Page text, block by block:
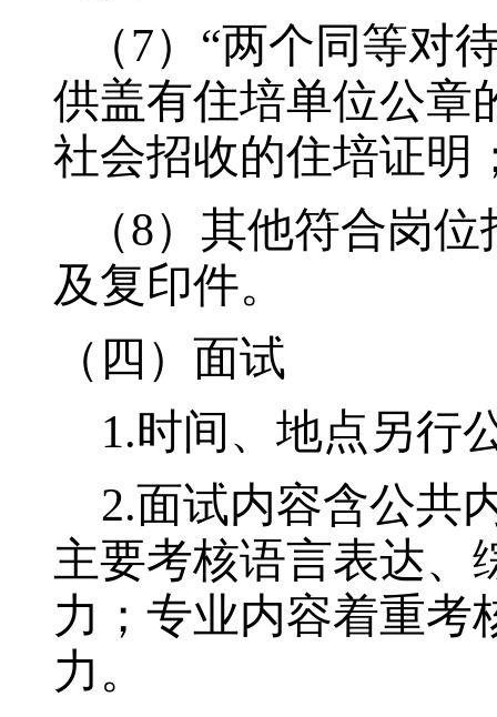
（7） “两个同等对
供盖有住培单位公章
社会招收的住培证明
（8） 其他符合岗位
及复印件。
（四）面试
1.时间、地点另行
2.面试内容含公共
主要考核语言表达、
力；专业内容着重考
力。